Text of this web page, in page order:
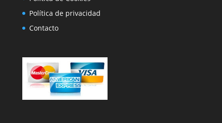
Política de privacidad
Contacto